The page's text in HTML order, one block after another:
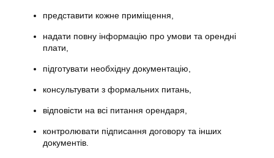
представити кожне приміщення,
надати повну інформацію про умови та орендні
плати,
підготувати необхідну документацію,
консультувати з формальних питань,
відповісти на всі питання орендаря,
контролювати підписання договору та інших
документів.